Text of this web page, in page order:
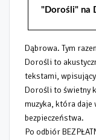
"Dorośli" na
Dąbrowa. Tym
Dorośli to
tekstami,
Dorośli to świetny
muzyka, która daje
bezpieczeństwa.
Po odbiór